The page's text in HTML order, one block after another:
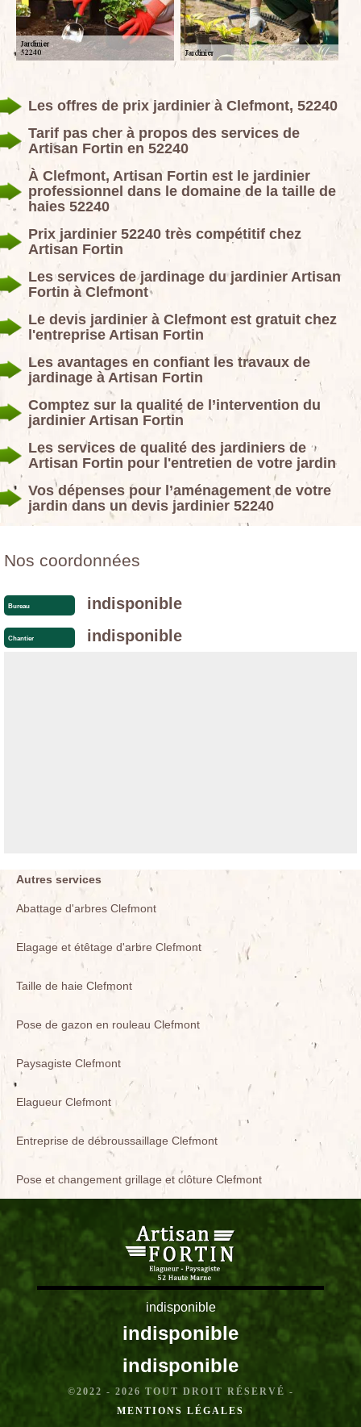
Les offres de prix jardinier à Clefmont, 52240
Tarif pas cher à propos des services de
Artisan Fortin en 52240
À Clefmont, Artisan Fortin est le jardinier
professionnel dans le domaine de la taille de
haies 52240
Prix jardinier 52240 très compétitif chez
Artisan Fortin
Les services de jardinage du jardinier Artisan
Fortin à Clefmont
Le devis jardinier à Clefmont est gratuit chez
l'entreprise Artisan Fortin
Les avantages en confiant les travaux de
jardinage à Artisan Fortin
Comptez sur la qualité de l’intervention du
jardinier Artisan Fortin
Les services de qualité des jardiniers de
Artisan Fortin pour l'entretien de votre jardin
Vos dépenses pour l’aménagement de votre
jardin dans un devis jardinier 52240
Nos coordonnées
Bureau indisponible
Chantier indisponible
Autres services
Abattage d'arbres Clefmont
Elagage et étêtage d'arbre Clefmont
Taille de haie Clefmont
Pose de gazon en rouleau Clefmont
Paysagiste Clefmont
Elagueur Clefmont
Entreprise de débroussaillage Clefmont
Pose et changement grillage et clôture Clefmont
indisponible
indisponible
indisponible
©2022 - 2026 TOUT DROIT RÉSERVÉ -
MENTIONS LÉGALES